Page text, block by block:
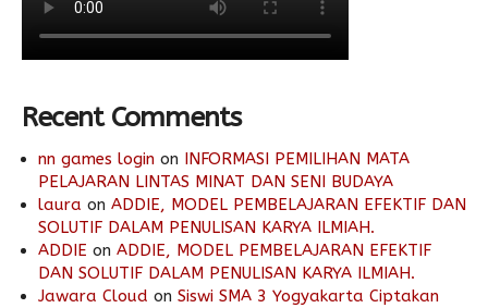
Recent Comments
nn games login on INFORMASI PEMILIHAN MATA
PELAJARAN LINTAS MINAT DAN SENI BUDAYA
laura on ADDIE, MODEL PEMBELAJARAN EFEKTIF DAN
SOLUTIF DALAM PENULISAN KARYA ILMIAH.
ADDIE on ADDIE, MODEL PEMBELAJARAN EFEKTIF
DAN SOLUTIF DALAM PENULISAN KARYA ILMIAH.
Jawara Cloud on Siswi SMA 3 Yogyakarta Ciptakan